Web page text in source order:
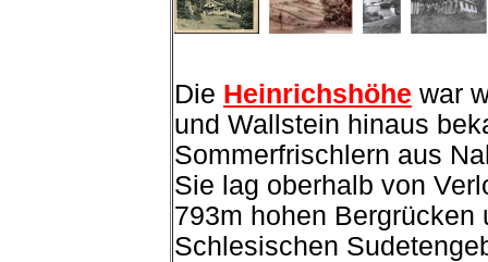
Die Heinrichshöhe war
und Wallstein hinaus
Sommerfrischlern aus
Sie lag oberhalb von
793m hohen
Schlesischen